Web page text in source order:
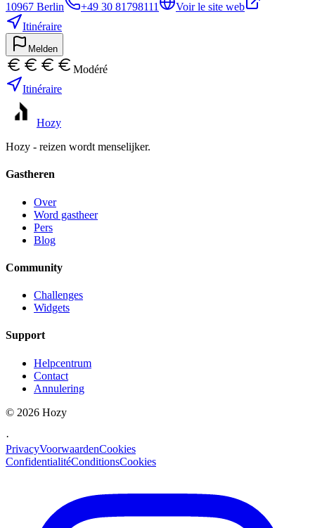
10967 Berlin +49 30 81798111
Voir le site web
Itinéraire
Melden
Modéré
Itinéraire
Hozy
Hozy - reizen wordt menselijker.
Gastheren
Over
Word gastheer
Pers
Blog
Community
Challenges
Widgets
Support
Helpcentrum
Contact
Annulering
© 2026 Hozy
·
PrivacyVoorwaardenCookies
ConfidentialitéConditionsCookies